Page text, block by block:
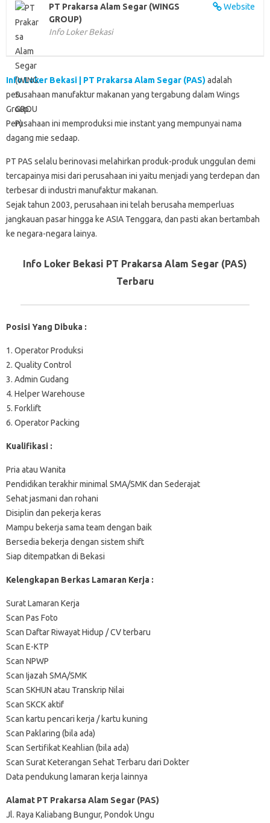
Website
PT Prakarsa Alam Segar (WINGS
GROUP)
Info Loker Bekasi
Info Loker Bekasi | PT Prakarsa Alam Segar (PAS)adalah
perusahaan manufaktur makanan yang tergabung dalam Wings
Group.
Perusahaan ini memproduksi mie instant yang mempunyai nama
dagang mie sedaap.
PT PAS selalu berinovasi melahirkan produk-produk unggulan demi
tercapainya misi dari perusahaan ini yaitu menjadi yang terdepan dan
terbesar di industri manufaktur makanan.
Sejak tahun 2003, perusahaan ini telah berusaha memperluas
jangkauan pasar hingga ke ASIA Tenggara, dan pasti akan bertambah
ke negara-negara lainya.
Info Loker Bekasi PT Prakarsa Alam Segar (PAS)
Terbaru
Posisi Yang Dibuka :
1. Operator Produksi
2. Quality Control
3. Admin Gudang
4. Helper Warehouse
5. Forklift
6. Operator Packing
Kualifikasi :
Pria atau Wanita
Pendidikan terakhir minimal SMA/SMK dan Sederajat
Sehat jasmani dan rohani
Disiplin dan pekerja keras
Mampu bekerja sama team dengan baik
Bersedia bekerja dengan sistem shift
Siap ditempatkan di Bekasi
Kelengkapan Berkas Lamaran Kerja :
Surat Lamaran Kerja
Scan Pas Foto
Scan Daftar Riwayat Hidup / CV terbaru
Scan E-KTP
Scan NPWP
Scan Ijazah SMA/SMK
Scan SKHUN atau Transkrip Nilai
Scan SKCK aktif
Scan kartu pencari kerja / kartu kuning
Scan Paklaring (bila ada)
Scan Sertifikat Keahlian (bila ada)
Scan Surat Keterangan Sehat Terbaru dari Dokter
Data pendukung lamaran kerja lainnya
Alamat PT Prakarsa Alam Segar (PAS)
Jl. Raya Kaliabang Bungur, Pondok Ungu